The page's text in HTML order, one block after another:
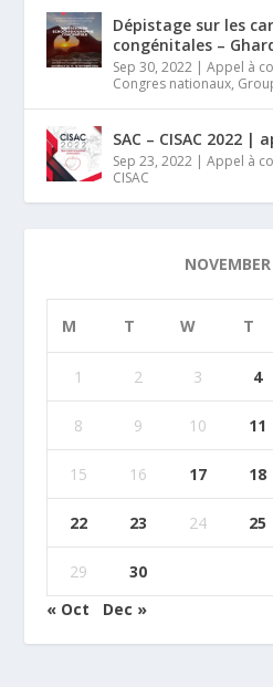
Dépistage sur les
congénitales –
Sep 30, 2022 |Appel à
Congres nationaux,
SAC – CISAC 2022
Sep 23, 2022 |Appel à
CISAC
M T W T
1 2 3 4
8 9 10 11
15 16 17 18
22 23 24 25
29
30
« Oct
Dec »